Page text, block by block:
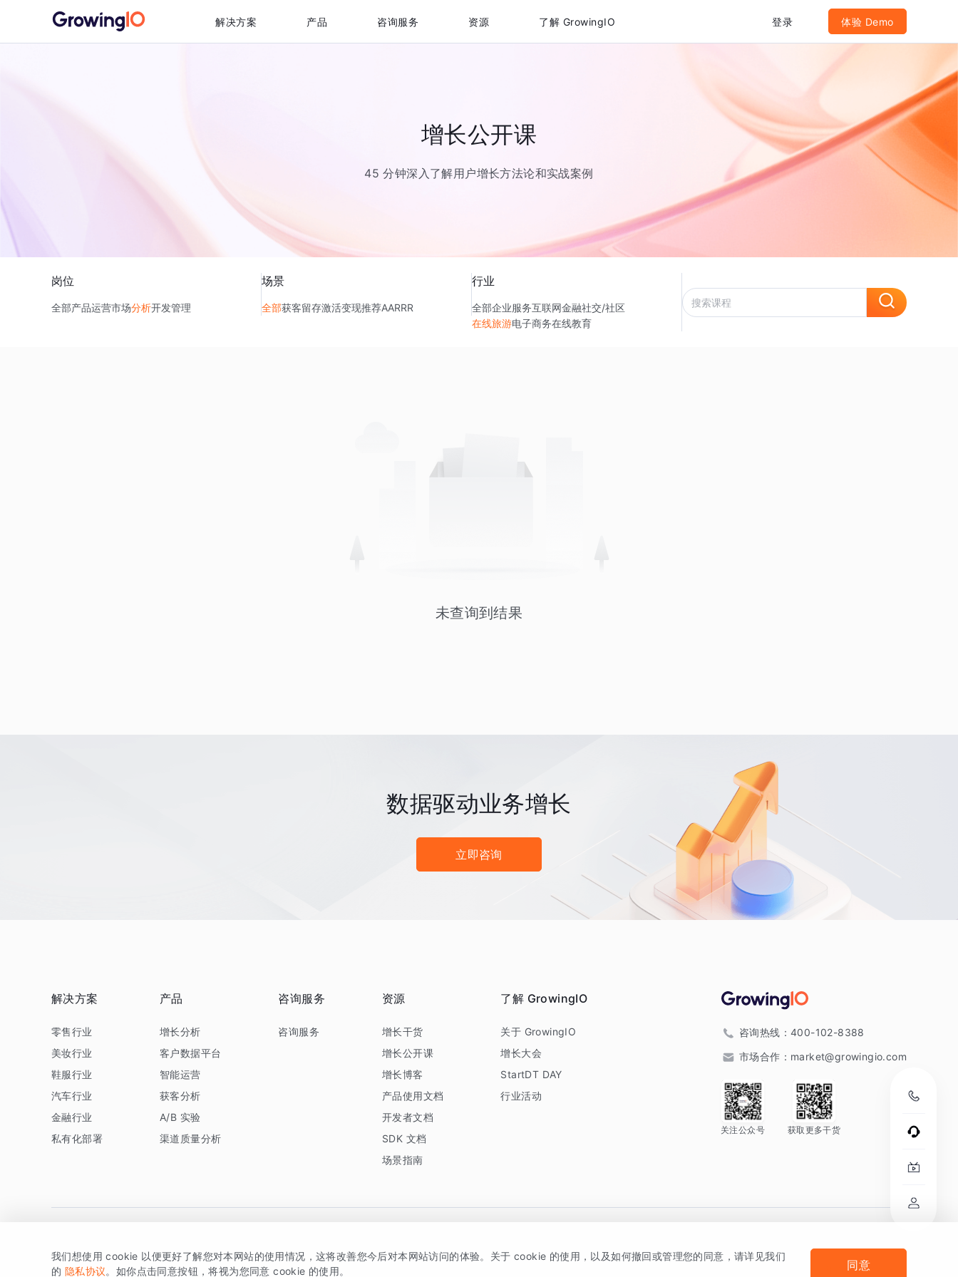
解决方案 产品 咨询服务 资源 了解 GrowingIO 登录 体验 Demo
增长公开课
45 分钟深入了解用户增长方法论和实战案例
岗位
全部产品运营市场分析开发管理
场景
全部获客留存激活变现推荐AARRR
行业
全部企业服务互联网金融社交/社区
在线旅游电子商务在线教育
未查询到结果
数据驱动业务增长
立即咨询
解决方案
零售行业
美妆行业
鞋服行业
汽车行业
金融行业
私有化部署
产品
增长分析
客户数据平台
智能运营
获客分析
A/B 实验
渠道质量分析
咨询服务
咨询服务
资源
增长干货
增长公开课
增长博客
产品使用文档
开发者文档
SDK 文档
场景指南
了解 GrowingIO
关于 GrowingIO
增长大会
StartDT DAY
行业活动
咨询热线： 400-102-8388
市场合作： market@growingio.com
关注公众号 获取更多干货
版权所有 © 北京易数科技有限公司SDK相关说明 京ICP备15038330号 法律声明及隐私条款
我们想使用 cookie 以便更好了解您对本网站的使用情况，这将改善您今后对本网站访问的体验。关于 cookie 的使用，以及如何撤回或管理您的同意，请详见我们
的 隐私协议。如你点击同意按钮，将视为您同意 cookie 的使用。 同意